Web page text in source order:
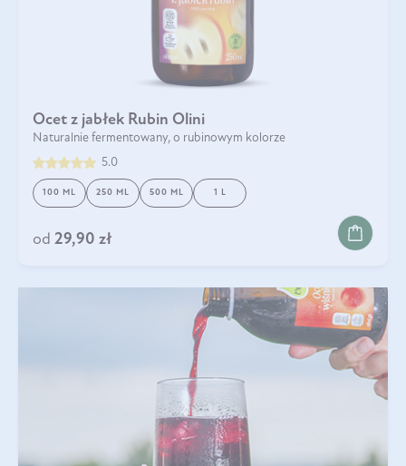
Ocet z jabłek Rubin Olini
Naturalnie fermentowany, o rubinowym kolorze
5.0
100 ML 250 ML 500 ML 1 L
od 29,90 zł